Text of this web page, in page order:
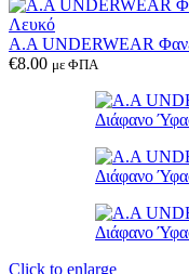
A.A UNDERWEAR
€8.00 με ΦΠΑ
Click to enlarge